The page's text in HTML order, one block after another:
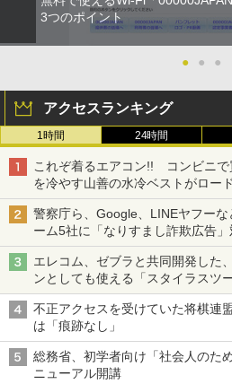
3つのポイント
● ● ●
アクセスランキング
1時間 24時間
これぞ着るエアコン!! コンビニで
を冷やす山善の水冷ベストがロー
ち・ざ・ろーど！その14】【空い
警察庁ら、Google、LINEヤフー
ーム5社に「なりすまし詐欺広告
真や映像を使った投資詐欺などへ
エレコム、ゼブラと共同開発した
ンとしても使える「スタイラス
も、持ち替えずに書き込める
不正アクセスを受けていた将棋連
は「痕跡なし」
総務省、初学者向け「社会人のた
ニューアル開講